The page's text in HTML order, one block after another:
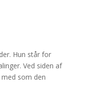
Hun står for
Ved siden af
som den